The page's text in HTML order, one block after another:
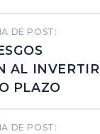
DE POST:
AL INVERTIR
PLAZO
DE POST: